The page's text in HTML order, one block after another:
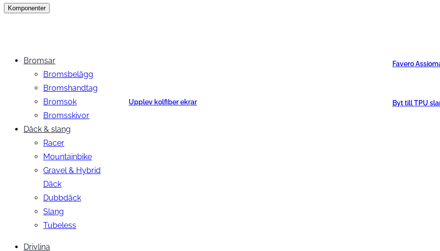
Komponenter
Bromsar
Bromsbelägg
Bromshandtag
Bromsok
Bromsskivor
Däck & slang
Racer
Mountainbike
Gravel & Hybrid
Däck
Dubbdäck
Slang
Tubeless
Drivlina
Upplev kolfiber ekrar
Favero
Byt till TPU